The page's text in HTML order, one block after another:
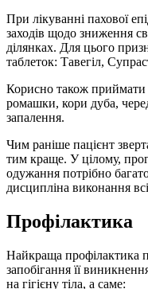
При лікуванні пахової
заходів щодо зниження
ділянках. Для цього
таблеток: Тавегіл,
Корисно також приймати
ромашки, кори дуба,
запалення.
Чим раніше пацієнт
тим краще. У цілому,
одужання потрібно
дисципліна виконання
Профілактика
Найкраща профілактика
запобігання її
на гігієну тіла, а саме: